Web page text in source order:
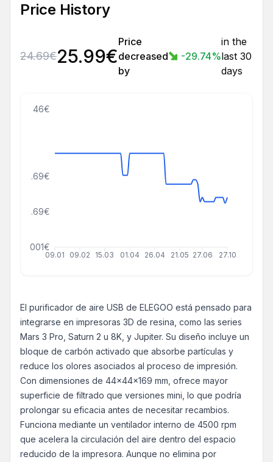
Price History
24.69€25.99€
Price
decreased
by
-29.74%
in the
last 30
days
09.01 09.02 15.03 01.04 26.04 21.05 27.06 27.10
22.69€
30.69€
46€
El purificador de aire USB de ELEGOO está pensado para
integrarse en impresoras 3D de resina, como las series
Mars 3 Pro, Saturn 2 u 8K, y Jupiter. Su diseño incluye un
bloque de carbón activado que absorbe partículas y
reduce los olores asociados al proceso de impresión.
Con dimensiones de 44x44x169 mm, ofrece mayor
superficie de filtrado que versiones mini, lo que podría
prolongar su eficacia antes de necesitar recambios.
Funciona mediante un ventilador interno de 4500 rpm
que acelera la circulación del aire dentro del espacio
reducido de la impresora. Aunque no elimina por